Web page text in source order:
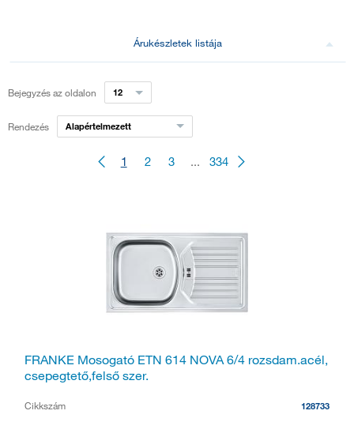
Árukészletek listája
Bejegyzés az oldalon 12
Rendezés Alapértelmezett
1 2 3 ... 334
FRANKE Mosogató ETN 614 NOVA 6/4 rozsdam.acél,
csepegtető,felső szer.
Cikkszám 128733